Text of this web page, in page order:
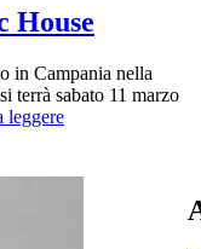
House
in Campania nella
terrà sabato 11 marzo
leggereArredamenti
nella